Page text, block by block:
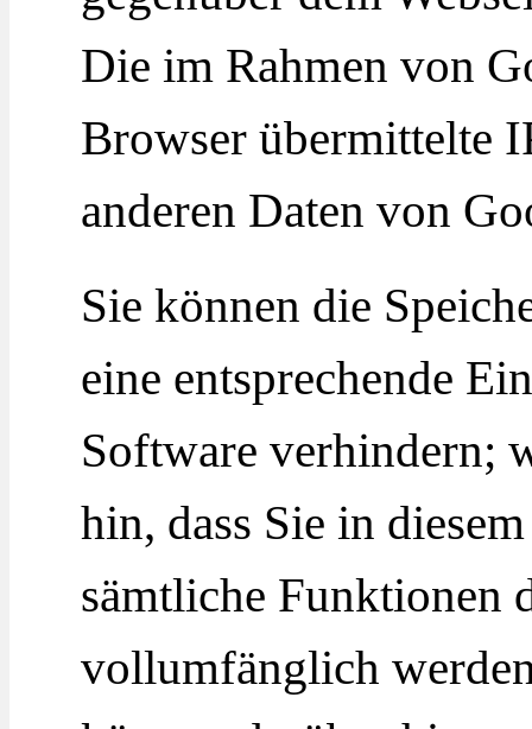
Die im Rahmen von
Browser übermittelte
anderen Daten von
Sie können die
eine entsprechende
Software verhindern;
hin, dass Sie in
sämtliche Funktionen
vollumfänglich